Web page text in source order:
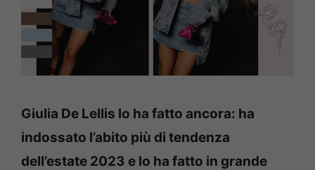
Giulia De Lellis lo ha fatto ancora: ha
indossato l’abito più di tendenza
dell’estate 2023 e lo ha fatto in grande